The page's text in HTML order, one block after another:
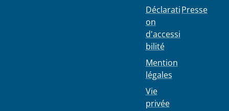
Déclarati
on
d'accessi
bilité
Mention
légales
Vie
privée
Presse